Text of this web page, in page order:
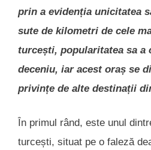
prin a evidenția unicitatea
sute de kilometri de cele
turcești, popularitatea sa
deceniu, iar acest oraș se
privințe de alte destinații
În primul rând, este unul
turcești, situat pe o faleză